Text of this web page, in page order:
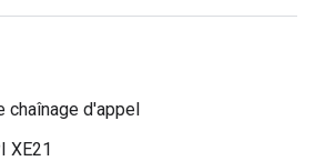
chaînage d'appel
XE21